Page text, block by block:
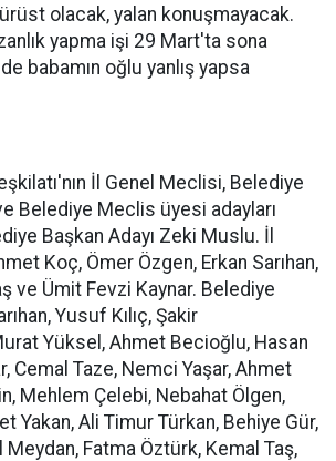
olacak, yalan konuşmayacak.
yapma işi 29 Mart'ta sona
babamın oğlu yanlış yapsa
İl Genel Meclisi, Belediye
Belediye Meclis üyesi adayları
Başkan Adayı Zeki Muslu. İl
Koç, Ömer Özgen, Erkan Sarıhan,
ve Ümit Fevzi Kaynar. Belediye
Yusuf Kılıç, Şakir
Yüksel, Ahmet Becioğlu, Hasan
Cemal Taze, Nemci Yaşar, Ahmet
Mehlem Çelebi, Nebahat Ölgen,
Yakan, Ali Timur Türkan, Behiye Gür,
Meydan, Fatma Öztürk, Kemal Taş,